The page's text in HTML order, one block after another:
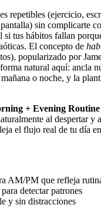
repetibles (ejercicio,
sin complicarte
si tus hábitos fallan
El concepto de
popularizado por
natural aquí: ancla
o noche, y la
+ Evening
al despertar y
el flujo real de tu día
AM/PM que refleja
detectar patrones
y sin distracciones